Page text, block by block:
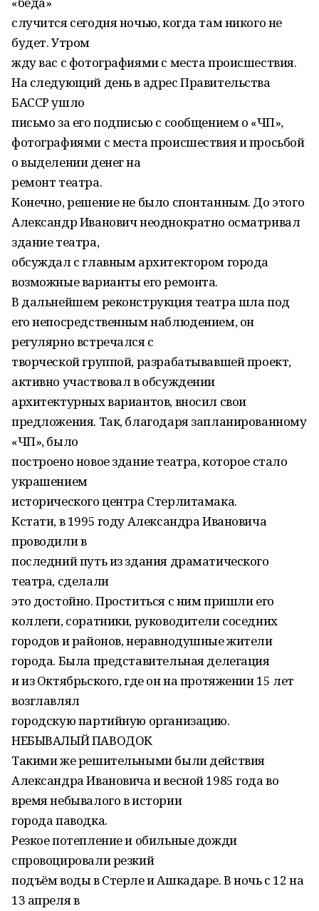
случится сегодня ночью, когда там никого не
будет. Утром
жду вас с фотографиями с места происшествия.
На следующий день в адрес Правительства
БАССР ушло
письмо за его подписью с сообщением о «ЧП»,
фотографиями с места происшествия и просьбой
о выделении денег на
ремонт театра.
Конечно, решение не было спонтанным. До этого
Александр Иванович неоднократно осматривал
здание театра,
обсуждал с главным архитектором города
возможные варианты его ремонта.
В дальнейшем реконструкция театра шла под
его непосредственным наблюдением, он
регулярно встречался с
творческой группой, разрабатывавшей проект,
активно участвовал в обсуждении
архитектурных вариантов, вносил свои
предложения. Так, благодаря запланированному
«ЧП», было
построено новое здание театра, которое стало
украшением
исторического центра Стерлитамака.
Кстати, в 1995 году Александра Ивановича
проводили в
последний путь из здания драматического
театра, сделали
это достойно. Проститься с ним пришли его
коллеги, соратники, руководители соседних
городов и районов, неравнодушные жители
города. Была представительная делегация
и из Октябрьского, где он на протяжении 15 лет
возглавлял
городскую партийную организацию.
НЕБЫВАЛЫЙ ПАВОДОК
Такими же решительными были действия
Александра Ивановича и весной 1985 года во
время небывалого в истории
города паводка.
Резкое потепление и обильные дожди
спровоцировали резкий
подъём воды в Стерле и Ашкадаре. В ночь с 12 на
13 апреля в